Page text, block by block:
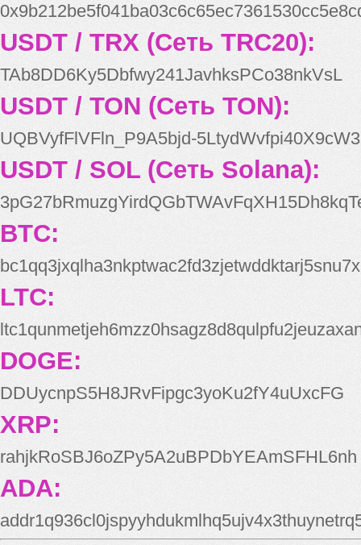
USDT / TRX (Сеть TRC20):
TAb8DD6Ky5Dbfwy241JavhksPCo38nkVsL
USDT / TON (Сеть TON):
UQBVyfFlVFln_P9A5bjd-
USDT / SOL (Сеть Solana):
BTC:
bc1qq3jxqlha3nkptwac2fd3zjetwddktarj5snu7x
LTC:
DOGE:
DDUycnpS5H8JRvFipgc3yoKu2fY4uUxcFG
XRP:
rahjkRoSBJ6oZPy5A2uBPDbYEAmSFHL6nh
ADA: